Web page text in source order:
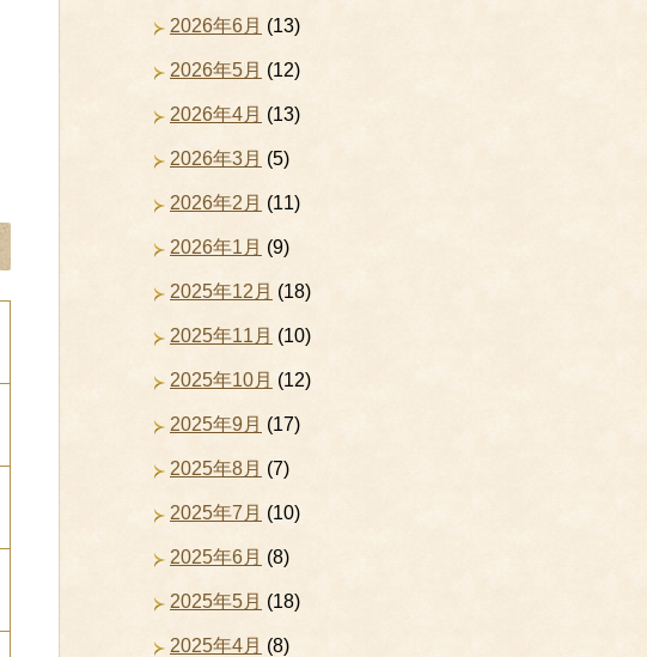
2026年6月 (13)
2026年5月 (12)
2026年4月 (13)
2026年3月 (5)
2026年2月 (11)
2026年1月 (9)
2025年12月 (18)
2025年11月 (10)
2025年10月 (12)
2025年9月 (17)
2025年8月 (7)
2025年7月 (10)
2025年6月 (8)
2025年5月 (18)
2025年4月 (8)